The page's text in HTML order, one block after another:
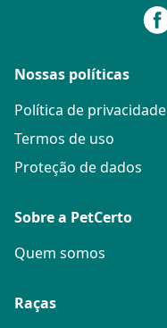
Nossas políticas
Política de privacidade
Termos de uso
Proteção de dados
Sobre a PetCerto
Quem somos
Raças